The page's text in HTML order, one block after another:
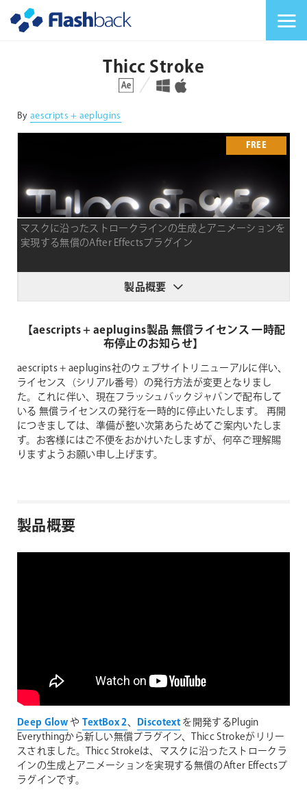
Thicc Stroke
対応プラットフォーム 対応OS
By aescripts + aeplugins
FREE
マスクに沿ったストロークラインの生成とアニメーションを
実現する無償のAfter Effectsプラグイン
製品概要
【aescripts + aeplugins製品 無償ライセンス 一時配
布停止のお知らせ】
aescripts + aeplugins社のウェブサイトリニューアルに伴い、
ライセンス（シリアル番号）の発行方法が変更となりまし
た。これに伴い、現在フラッシュバックジャパンで配布して
いる 無償ライセンスの発行を一時的に停止いたします。
再開
につきましては、準備が整い次第あらためてご案内いたしま
す。お客様にはご不便をおかけいたしますが、何卒ご理解賜
りますようお願い申し上げます。
製品概要
Deep Glowや TextBox 2、 Discotextを開発するPlugin
Everythingから新しい無償プラグイン、Thicc Strokeがリリー
スされました。Thicc Strokeは、マスクに沿ったストロークラ
インの生成とアニメーションを実現する無償のAfter Effectsプ
ラグインです。